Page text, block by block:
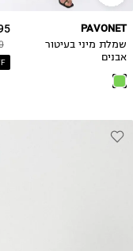
₪ PAVONET
שמלת מיני בעיטור
אבנים